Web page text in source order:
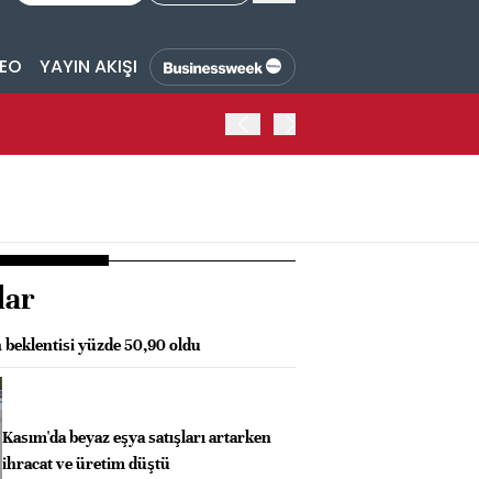
YAYIN AKIŞI
beklentisi yüzde 50,90 oldu
Kasım'da beyaz eşya satışları artarken
ihracat ve üretim düştü